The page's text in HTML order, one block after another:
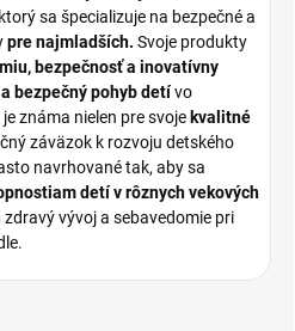
sa špecializuje na bezpečné a
pre najmladších. Svoje produkty
bezpečnosť a inovatívny
bezpečný pohyb detívo
známa nielen pre svoje kvalitné
záväzok k rozvoju detského
navrhované tak, aby sa
detí v rôznych vekových
vývoj a sebavedomie pri